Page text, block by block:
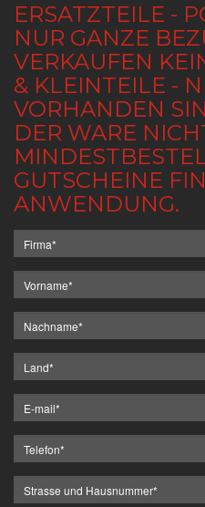
ERSATZTEILE -
NUR GANZE
VERKAUFEN
& KLEINTEILE -
VORHANDEN
DER WARE
GUTSCHEINE
ANWENDUNG.